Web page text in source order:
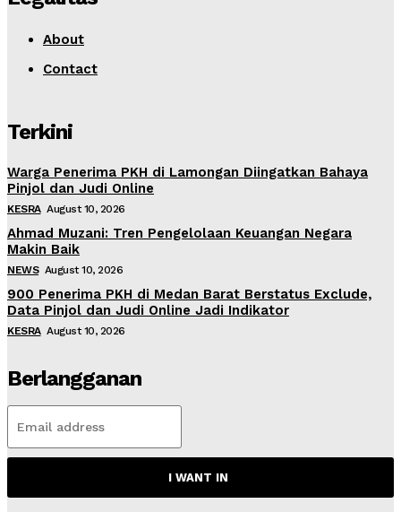
About
Contact
Terkini
Warga Penerima PKH di Lamongan Diingatkan Bahaya
Pinjol dan Judi Online
KESRA August 10, 2026
Ahmad Muzani: Tren Pengelolaan Keuangan Negara
Makin Baik
NEWS August 10, 2026
900 Penerima PKH di Medan Barat Berstatus Exclude,
Data Pinjol dan Judi Online Jadi Indikator
KESRA August 10, 2026
Berlangganan
I WANT IN